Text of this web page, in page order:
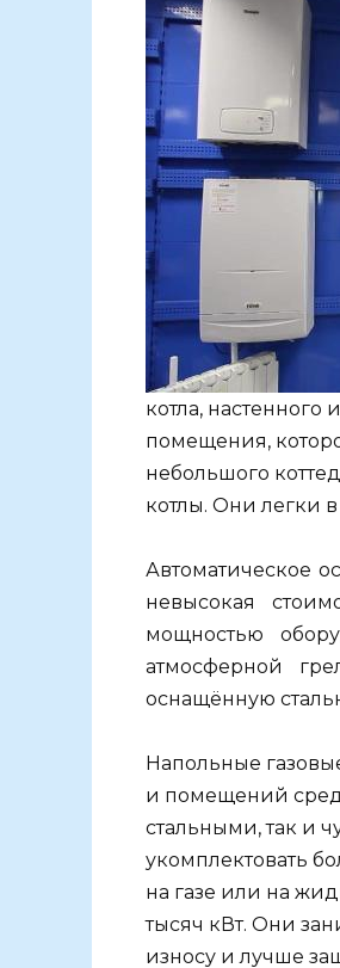
котла,
помещения,
небольшого
котлы. Они легки
Автоматическое
невысокая
мощностью
атмосферной
оснащённую
Напольные
и помещений
стальными, так и
укомплектовать
на газе или на
тысяч кВт. Они
износу и лучше